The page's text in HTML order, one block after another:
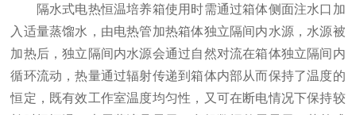
隔水式电热恒温培养箱使用时需通过箱体侧面注水口加
入适量蒸馏水，由电热管加热箱体独立隔间内水源，水源被
加热后，独立隔间内水源会通过自然对流在箱体独立隔间内
循环流动，热量通过辐射传递到箱体内部从而保持了温度的
恒定，既有效工作室温度均匀性，又可在断电情况下保持较